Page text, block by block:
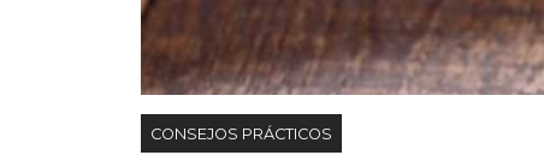
CONSEJOS PRÁCTICOS